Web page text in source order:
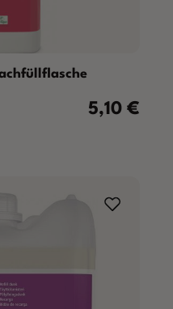
Regulärer
5,10 €